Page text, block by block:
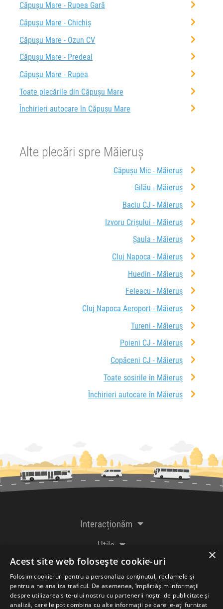
Căpușu Mare - Rupea Gară
Căpușu Mare - Chichiș
Căpușu Mare - Ozun CV
Căpușu Mare - Predeal
Căpușu Mare - Rupea
Toate plecările din Căpușu Mare
Închirieri autocare în Căpușu Mare
Alte plecări spre Măieruș
Căpușu Mic - Măieruș
Gilău - Măieruș
Baciu CJ - Măieruș
Izvoru Crișului - Măieruș
Șaula - Măieruș
Cluj Napoca - Măieruș
Huedin - Măieruș
Feleacu - Măieruș
Cluj Napoca Aeroport - Măieruș
Tureni - Măieruș
Poieni CJ - Măieruș
Copăceni CJ - Măieruș
Toate sosirile în Măieruș
Închirieri autocare în Măieruș
Interacționăm
Utile
De la creatorii
×
Acest site web folosește cookie-uri
Folosim cookie-uri pentru a personaliza conținutul, reclamele și
pentru a ne analiza traficul. De asemenea, împărtășim informații
despre utilizarea site-ului nostru cu partenerii noștri de publicitate și
analiză, care le pot combina cu alte informații pe care le-ați furnizat